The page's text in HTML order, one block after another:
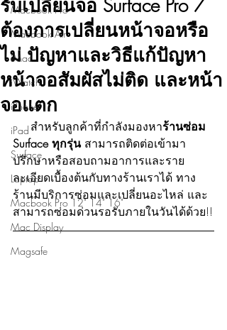
Macbook Pro
Macbook Air
iMac
iWatch
iPhone
iPad
Surface
Laptop
Macbook Pro 12" 14" 16"
Mac Display
Magsafe
รับเปลี่ยนจอ Surface Pro 7
ต้องการเปลี่ยนหน้าจอหรือ
ไม่ ปัญหาและวิธีแก้ปัญหา
หน้าจอสัมผัสไม่ติด และหน้า
จอแตก
     สำหรับลูกค้าที่กำลังมองหา
ร้านซ่อม
Surface ทุกรุ่น สามารถติดต่อเข้ามา
ปรึกษาหรือสอบถามอาการและราย
ละเอียดเบื้องต้นกับทางร้านเราได้ ทาง
ร้านมีบริการซ่อมและเปลี่ยนอะไหล่ และ
สามารถซ่อมด่วนรอรับภายในวันได้ด้วย!!